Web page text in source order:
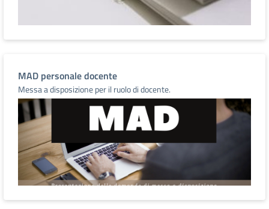
MAD personale docente
Messa a disposizione per il ruolo di docente.